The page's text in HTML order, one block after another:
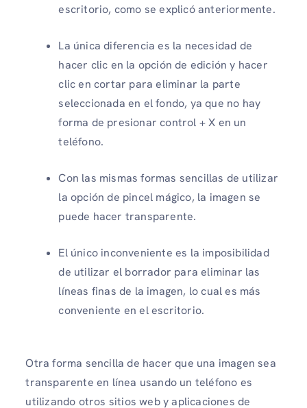
escritorio, como se explicó anteriormente.
La única diferencia es la necesidad de
hacer clic en la opción de edición y hacer
clic en cortar para eliminar la parte
seleccionada en el fondo, ya que no hay
forma de presionar control + X en un
teléfono.
Con las mismas formas sencillas de utilizar
la opción de pincel mágico, la imagen se
puede hacer transparente.
El único inconveniente es la imposibilidad
de utilizar el borrador para eliminar las
líneas finas de la imagen, lo cual es más
conveniente en el escritorio.
Otra forma sencilla de hacer que una imagen sea
transparente en línea usando un teléfono es
utilizando otros sitios web y aplicaciones de